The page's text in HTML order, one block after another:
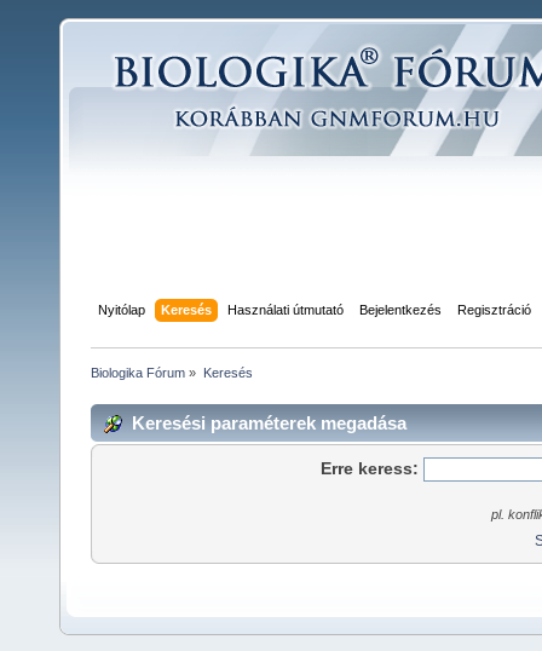
Nyitólap Keresés Használati útmutató Bejelentkezés Regisztráció
Biologika Fórum » Keresés
Keresési paraméterek megadása
Erre keress:
pl.